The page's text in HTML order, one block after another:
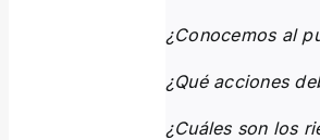
¿Conocemos al
¿Qué acciones
¿Cuáles son los